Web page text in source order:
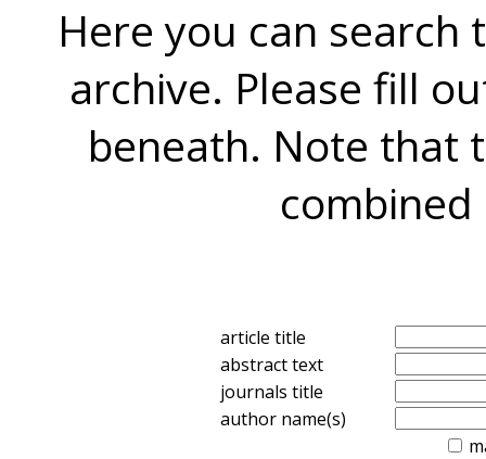
Here you can search
archive. Please fill
beneath. Note that
combined
article title
abstract text
journals title
author name(s)